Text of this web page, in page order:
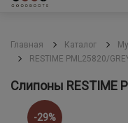
Главная Каталог
RESTIME PML25820/
Слипоны RESTIME
-29%